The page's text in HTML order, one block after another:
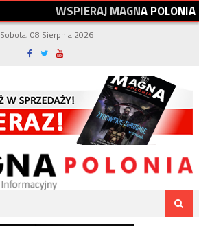
WSPIERAJMAGNAPOLONIA
Sobota, 08 Sierpnia 2026